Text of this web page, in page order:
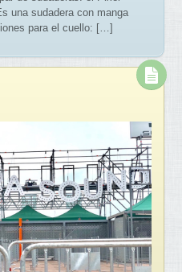
una sudadera con manga
para el cuello: […]